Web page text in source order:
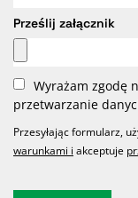
Prześlij załącznik
Wyrażam zgodę
przetwarzanie
Przesyłając formularz,
warunkami i akceptuje